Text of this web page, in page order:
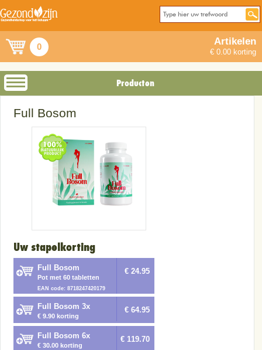
0 Artikelen
€ 0.00 korting
Producten
Full Bosom
Uw stapelkorting
Full Bosom
Pot met 60 tabletten
EAN code: 8718247420179
€ 24.95
Full Bosom 3x
€ 9.90 korting
€ 64.95
Full Bosom 6x
€ 30.00 korting
€ 119.70